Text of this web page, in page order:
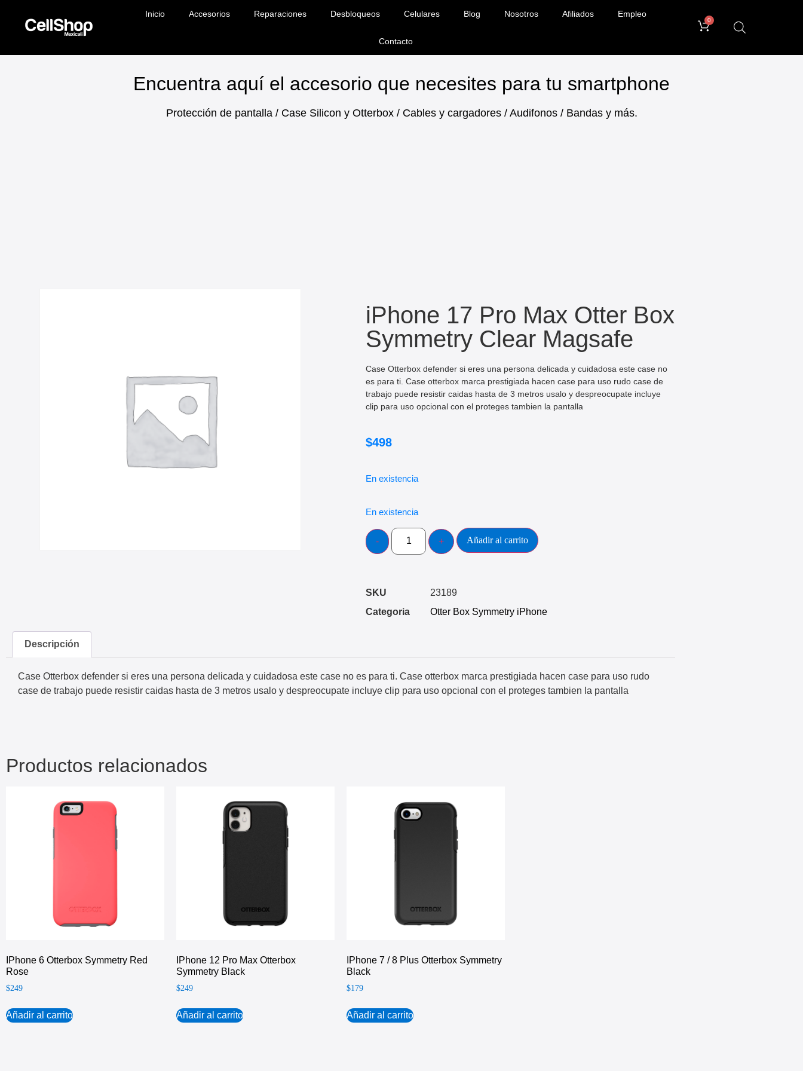
Inicio Accesorios Reparaciones Desbloqueos Celulares Blog Nosotros Afiliados Empleo
Contacto
0
Encuentra aquí el accesorio que necesites para tu smartphone
Protección de pantalla / Case Silicon y Otterbox / Cables y cargadores / Audifonos / Bandas y más.
iPhone 17 Pro Max Otter Box
Symmetry Clear Magsafe
Case Otterbox defender si eres una persona delicada y cuidadosa este case no
es para ti. Case otterbox marca prestigiada hacen case para uso rudo case de
trabajo puede resistir caidas hasta de 3 metros usalo y despreocupate incluye
clip para uso opcional con el proteges tambien la pantalla
$498
En existencia
En existencia
Añadir al carrito
SKU
23189
Categoria
Otter Box Symmetry iPhone
Descripción
Case Otterbox defender si eres una persona delicada y cuidadosa este case no es para ti. Case otterbox marca prestigiada hacen case para uso rudo
case de trabajo puede resistir caidas hasta de 3 metros usalo y despreocupate incluye clip para uso opcional con el proteges tambien la pantalla
Productos relacionados
IPhone 6 Otterbox Symmetry Red
Rose
$249
Añadir al carrito
IPhone 12 Pro Max Otterbox
Symmetry Black
$249
Añadir al carrito
IPhone 7 / 8 Plus Otterbox Symmetry
Black
$179
Añadir al carrito